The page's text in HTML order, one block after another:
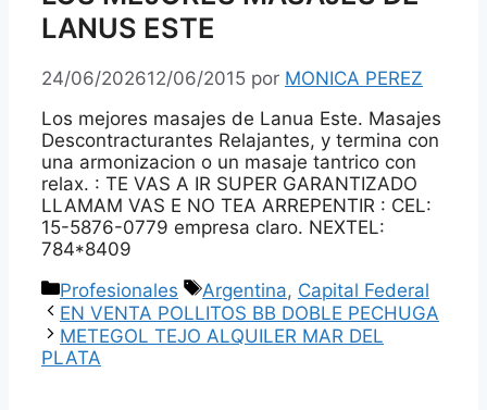
LANUS ESTE
24/06/202612/06/2015 por MONICA PEREZ
Los mejores masajes de Lanua Este. Masajes
Descontracturantes Relajantes, y termina con
una armonizacion o un masaje tantrico con
relax. : TE VAS A IR SUPER GARANTIZADO
LLAMAM VAS E NO TEA ARREPENTIR : CEL:
15-5876-0779 empresa claro. NEXTEL:
784*8409
Categorías
Profesionales Etiquetas
Argentina, Capital Federal
EN VENTA POLLITOS BB DOBLE PECHUGA
METEGOL TEJO ALQUILER MAR DEL
PLATA